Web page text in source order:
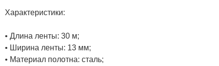
Характеристики:
• Длина ленты: 30 м;
• Ширина ленты: 13 мм;
• Материал полотна: сталь;